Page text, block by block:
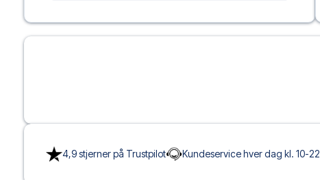
4,9 stjerner på Trustpilot Kundeservice hver dag kl. 10-22